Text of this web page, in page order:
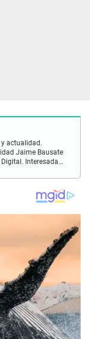
actualidad.
Jaime Bausate
Interesada